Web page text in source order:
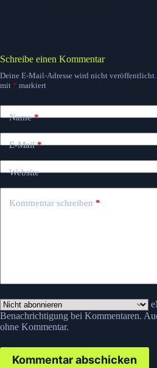
Schreibe einen Kommentar
Deine E-Mail-Adresse wird nicht veröffentlicht.
mit * markiert
Name*
E-Mail*
Website
Kommentar schreiben *
Benachrichtigung bei Kommentaren.
ohne Kommentar.
Kommentar abschicken